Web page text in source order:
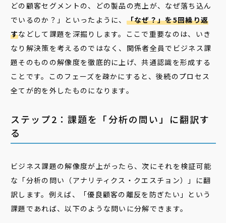
どの顧客セグメントの、どの製品の売上が、なぜ落ち込ん
でいるのか？」といったように、 「なぜ？」を5回繰り返
すなどして課題を深掘りします。ここで重要なのは、いき
なり解決策を考えるのではなく、関係者全員でビジネス課
題そのものの解像度を徹底的に上げ、共通認識を形成する
ことです。このフェーズを疎かにすると、後続のプロセス
全てが的を外したものになります。
ステップ2：課題を「分析の問い」に翻訳す
る
ビジネス課題の解像度が上がったら、次にそれを検証可能
な「分析の問い（アナリティクス・クエスチョン）」に翻
訳します。例えば、「優良顧客の離反を防ぎたい」という
課題であれば、以下のような問いに分解できます。